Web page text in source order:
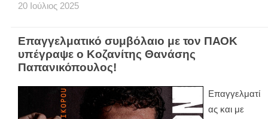
20 Ιούλιος 2025
Επαγγελματικό συμβόλαιο με τον ΠΑΟΚ
υπέγραψε ο Κοζανίτης Θανάσης
Παπανικόπουλος!
Επαγγελματί
ας και με